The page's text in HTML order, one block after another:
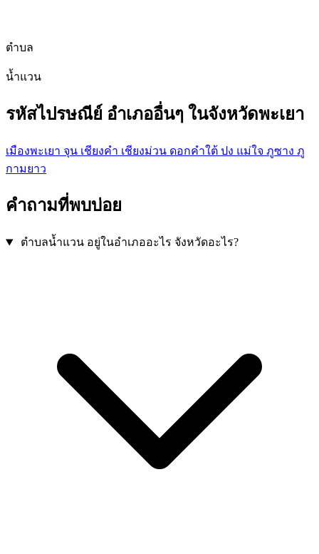
ตำบล
น้ำแวน
รหัสไปรษณีย์ อำเภออื่นๆ ในจังหวัดพะเยา
เมืองพะเยา จุน เชียงคำ เชียงม่วน ดอกคำใต้ ปง แม่ใจ ภูซาง ภู
กามยาว
คำถามที่พบบ่อย
ตำบลน้ำแวน อยู่ในอำเภออะไร จังหวัดอะไร?